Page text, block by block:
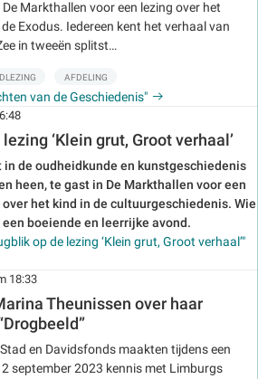
Markthallen voor een lezing over het
Exodus. Iedereen kent het verhaal van
in tweeën splitst…
AFDELING
van de Geschiedenis"
‘Klein grut, Groot verhaal’
de oudheidkunde en kunstgeschiedenis
heen, te gast in De Markthallen voor een
het kind in de cultuurgeschiedenis. Wie
boeiende en leerrijke avond.
op de lezing ‘Klein grut, Groot verhaal’"
18:33
Theunissen over haar
en Davidsfonds maakten tijdens een
september 2023 kennis met Limburgs